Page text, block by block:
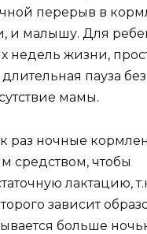
перерыв в
и малышу. Для
недель жизни,
пауза без
мамы.
раз ночные
средством, чтобы
лактацию,
зависит
больше